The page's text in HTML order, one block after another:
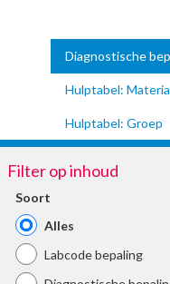
Diagnostische
Hulptabel:
Hulptabel: Groep
Filter op inhoud
Soort
Alles
Labcode bepaling